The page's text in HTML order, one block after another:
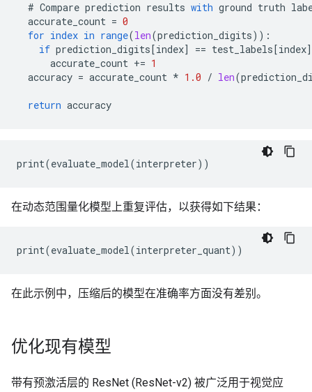
# Compare prediction results with ground truth
accurate_count = 0
for index in range(len(prediction_digits)) :
if prediction_digits[index] == test_labels[index]
accurate_count += 1
accuracy = accurate_count * 1.0 / len(
return accuracy
在动态范围量化模型上重复评估，以获得如下结果：
在此示例中，压缩后的模型在准确率方面没有差别。
优化现有模型
带有预激活层的 ResNet (ResNet-v2) 被广泛用于视觉应